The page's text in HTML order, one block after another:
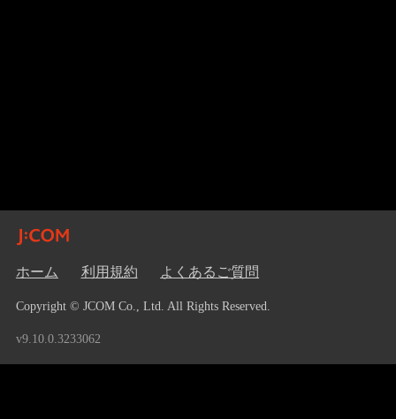
ホーム 利用規約 よくあるご質問
Copyright © JCOM Co., Ltd. All Rights Reserved.
v9.10.0.3233062